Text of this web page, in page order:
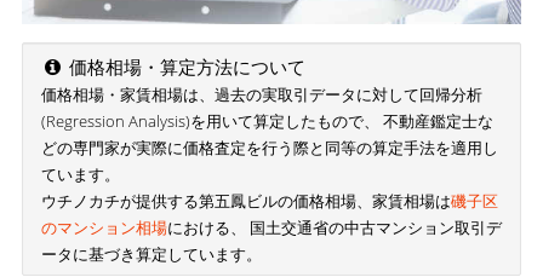
価格相場・算定方法について
価格相場・家賃相場は、過去の実取引データに対して回帰分析
(Regression Analysis)を用いて算定したもので、 不動産鑑定士な
どの専門家が実際に価格査定を行う際と同等の算定手法を適用し
ています。
ウチノカチが提供する第五鳳ビルの価格相場、家賃相場は磯子区
のマンション相場における、 国土交通省の中古マンション取引デ
ータに基づき算定しています。